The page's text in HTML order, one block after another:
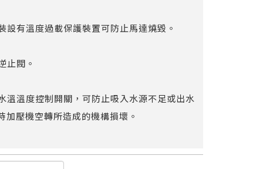
設有溫度過載保護裝置可防止馬達燒毀。
止閥。
溫溫度控制開關，可防止吸入水源不足或出水
加壓機空轉所造成的機構損壞。